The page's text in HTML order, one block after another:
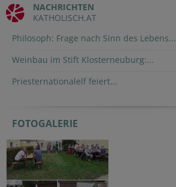
NACHRICHTEN
KATHOLISCH.AT
Philosoph: Frage nach Sinn des Lebens...
Weinbau im Stift Klosterneuburg:...
Priesternationalelf feiert...
FOTOGALERIE